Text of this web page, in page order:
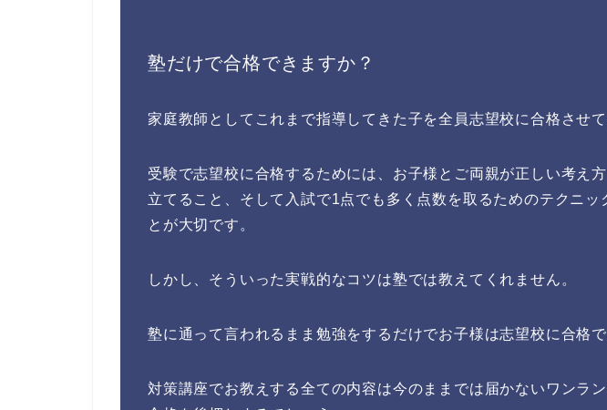
塾だけで合格できますか？
家庭教師としてこれまで指導してきた子を全員志望校に合格させて
受験で志望校に合格するためには、お子様とご両親が正しい考え
立てること、そして入試で1点でも多く点数を取るためのテクニッ
とが大切です。
しかし、そういった実戦的なコツは塾では教えてくれません。
塾に通って言われるまま勉強をするだけでお子様は志望校に合格
対策講座でお教えする全ての内容は今のままでは届かないワンラ